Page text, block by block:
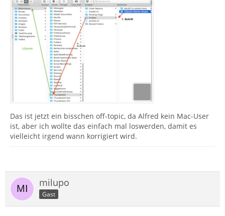
Das ist jetzt ein bisschen off-topic, da Alfred kein Mac-User
ist, aber ich wollte das einfach mal loswerden, damit es
vielleicht irgend wann korrigiert wird.
milupo
Gast